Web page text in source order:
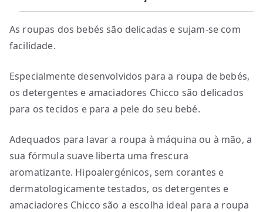
As roupas dos bebés são delicadas e sujam-se com
facilidade.
Especialmente desenvolvidos para a roupa de bebés,
os detergentes e amaciadores Chicco são delicados
para os tecidos e para a pele do seu bebé.
Adequados para lavar a roupa à máquina ou à mão, a
sua fórmula suave liberta uma frescura
aromatizante. Hipoalergénicos, sem corantes e
dermatologicamente testados, os detergentes e
amaciadores Chicco são a escolha ideal para a roupa